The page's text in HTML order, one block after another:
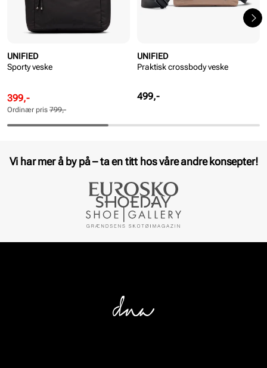
UNIFIED
Sporty veske
Rabattert
pris
Pris
399,-
Ordinær
pris
Pris
Ordinær pris 799,-
UNIFIED
Praktisk crossbody veske
Pris
499,-
Vi har mer å by på – ta en titt hos våre andre konsepter!